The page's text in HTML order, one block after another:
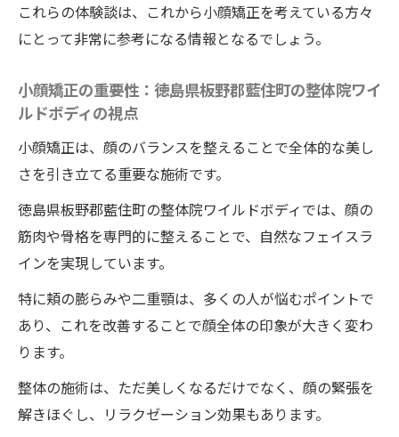
お得な小顔矯正プラン：徳島県板野郡藍住
町の整体院ワイルドボディの紹介
整体で理想のフェイスライン徳島県板野郡藍住
町のワイルドボディの施術が人気
理想のフェイスラインを手に入れる：徳島
県板野郡藍住町の整体院ワイルドボディ
人気の秘密：徳島県板野郡藍住町のワイル
ドボディの整体施術の効果
フェイスラインの整え方：徳島県板野郡藍
施術のビフォーアフター：徳島県板野郡藍
住町の整体院ワイルドボディの事例
術：徳島県板野郡藍住町のワイルドボディ
人気の整体術：徳島県板野郡藍住町での施
これらの体験談は、これから小顔矯正を考えている方々
にとって非常に参考になる情報となるでしょう。
小顔矯正の重要性：徳島県板野郡藍住町の整体院ワイ
ルドボディの視点
小顔矯正は、顔のバランスを整えることで全体的な美し
さを引き立てる重要な施術です。
徳島県板野郡藍住町の整体院ワイルドボディでは、顔の
筋肉や骨格を専門的に整えることで、自然なフェイスラ
インを実現しています。
特に頬の膨らみや二重顎は、多くの人が悩むポイントで
あり、これを改善することで顔全体の印象が大きく変わ
ります。
整体の施術は、ただ美しくなるだけでなく、顔の緊張を
解きほぐし、リラクゼーション効果もあります。